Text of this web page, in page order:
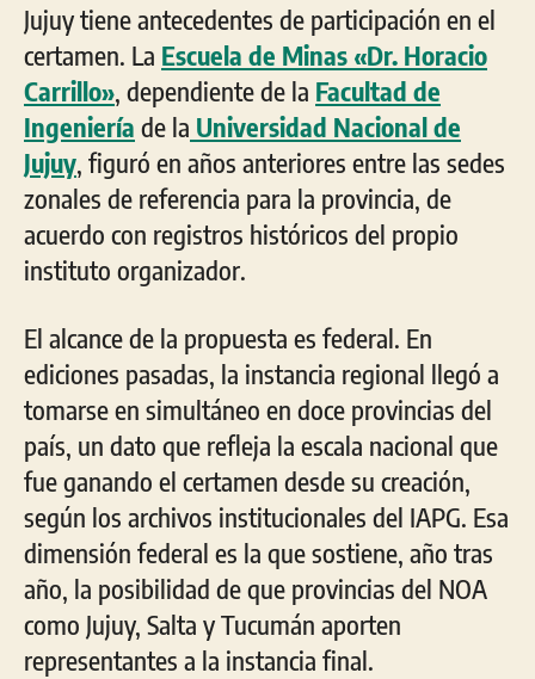
Jujuy tiene antecedentes de participación en el
certamen. La Escuela de Minas «Dr. Horacio
Carrillo», dependiente de la Facultad de
Ingeniería de la Universidad Nacional de
Jujuy, figuró en años anteriores entre las sedes
zonales de referencia para la provincia, de
acuerdo con registros históricos del propio
instituto organizador.
El alcance de la propuesta es federal. En
ediciones pasadas, la instancia regional llegó a
tomarse en simultáneo en doce provincias del
país, un dato que refleja la escala nacional que
fue ganando el certamen desde su creación,
según los archivos institucionales del IAPG. Esa
dimensión federal es la que sostiene, año tras
año, la posibilidad de que provincias del NOA
como Jujuy, Salta y Tucumán aporten
representantes a la instancia final.